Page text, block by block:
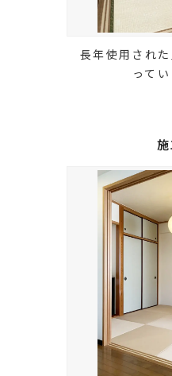
長年使用され
ってい